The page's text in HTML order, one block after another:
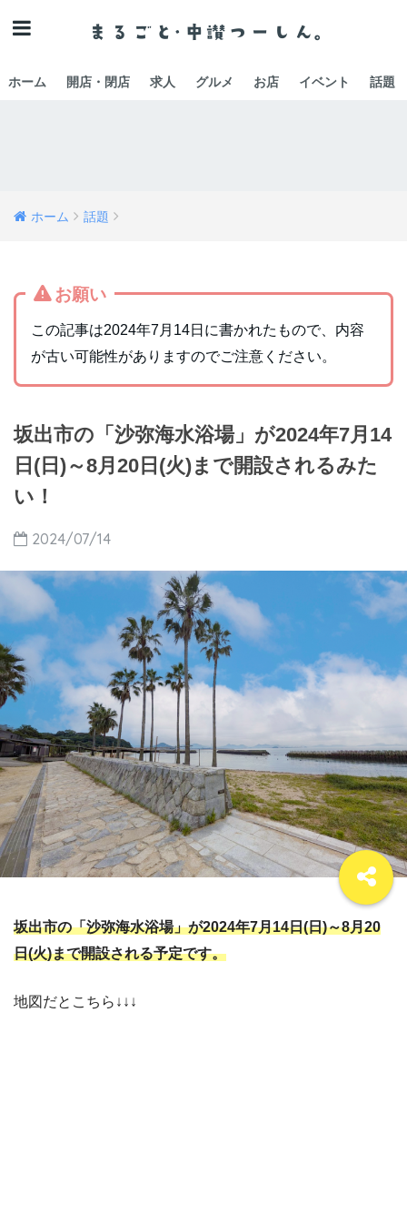
ホーム 開店・閉店 求人 グルメ お店 イベント 話題
ホーム 話題
お願い
この記事は2024年7月14日に書かれたもので、内容
が古い可能性がありますのでご注意ください。
坂出市の「沙弥海水浴場」が2024年7月14
日(日)～8月20日(火)まで開設されるみた
い！
2024/07/14
坂出市の「沙弥海水浴場」が2024年7月14日(日)～8月20
日(火)まで開設される予定です。
地図だとこちら↓↓↓